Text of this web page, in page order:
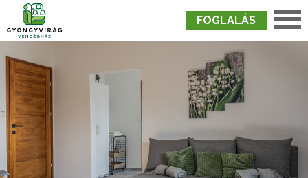
FOGLALÁS
Nyitólap